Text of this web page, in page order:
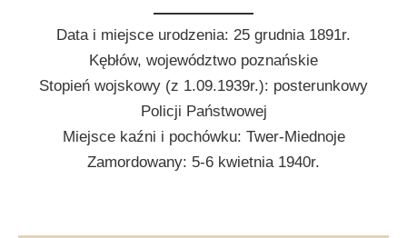
Data i miejsce urodzenia: 25 grudnia 1891r.
Kębłów, województwo poznańskie
Stopień wojskowy (z 1.09.1939r.): posterunkowy
Policji Państwowej
Miejsce kaźni i pochówku: Twer-Miednoje
Zamordowany: 5-6 kwietnia 1940r.